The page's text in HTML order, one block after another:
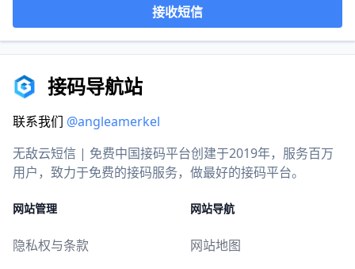
接收短信
接码导航站
联系我们 @angleamerkel
无敌云短信 | 免费中国接码平台创建于2019年，服务百万
用户，致力于免费的接码服务，做最好的接码平台。
网站管理
隐私权与条款
网站导航
网站地图